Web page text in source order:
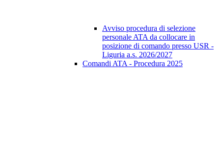
Avviso procedura di selezione
personale ATA da collocare in
posizione di comando presso USR -
Liguria a.s. 2026/2027
Comandi ATA - Procedura 2025